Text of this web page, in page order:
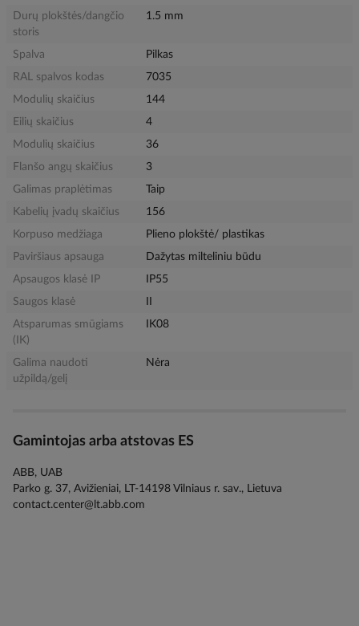
Durų plokštės/dangčio
storis
1.5 mm
Spalva
Pilkas
RAL spalvos kodas
7035
Modulių skaičius
144
Eilių skaičius
4
Modulių skaičius
36
Flanšo angų skaičius
3
Galimas praplėtimas
Taip
Kabelių įvadų skaičius
156
Korpuso medžiaga
Plieno plokštė/ plastikas
Paviršiaus apsauga
Dažytas milteliniu būdu
Apsaugos klasė IP
IP55
Saugos klasė
Atsparumas smūgiams
(IK)
IK08
Galima naudoti
užpildą/gelį
Nėra
Gamintojas arba atstovas ES
ABB, UAB
Parko g. 37, Avižieniai, LT-14198 Vilniaus r. sav., Lietuva
contact.center@lt.abb.com